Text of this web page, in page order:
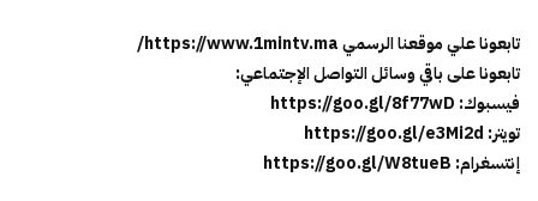
تابعونا علي موقعنا الرسمي https://www.1mintv.ma/
تابعونا على باقي وسائل التواصل الإجتماعي:
فيسبوك: https://goo.gl/8f77wD
تويتر: https://goo.gl/e3Mi2d
إنتسغرام: https://goo.gl/W8tueB